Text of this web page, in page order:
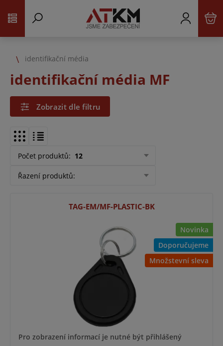
identifikační média
identifikační média MF
Zobrazit dle filtru
Počet produktů: 12
Řazení produktů:
Novinka
Doporučujeme
Množstevní sleva
TAG-EM/MF-PLASTIC-BK
Pro zobrazení informací je nutné být přihlášený